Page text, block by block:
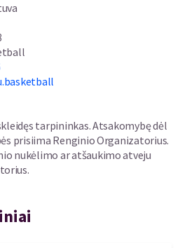
tarpininkas. Atsakomybę dėl
prisiima Renginio Organizatorius.
nukėlimo ar atšaukimo atveju